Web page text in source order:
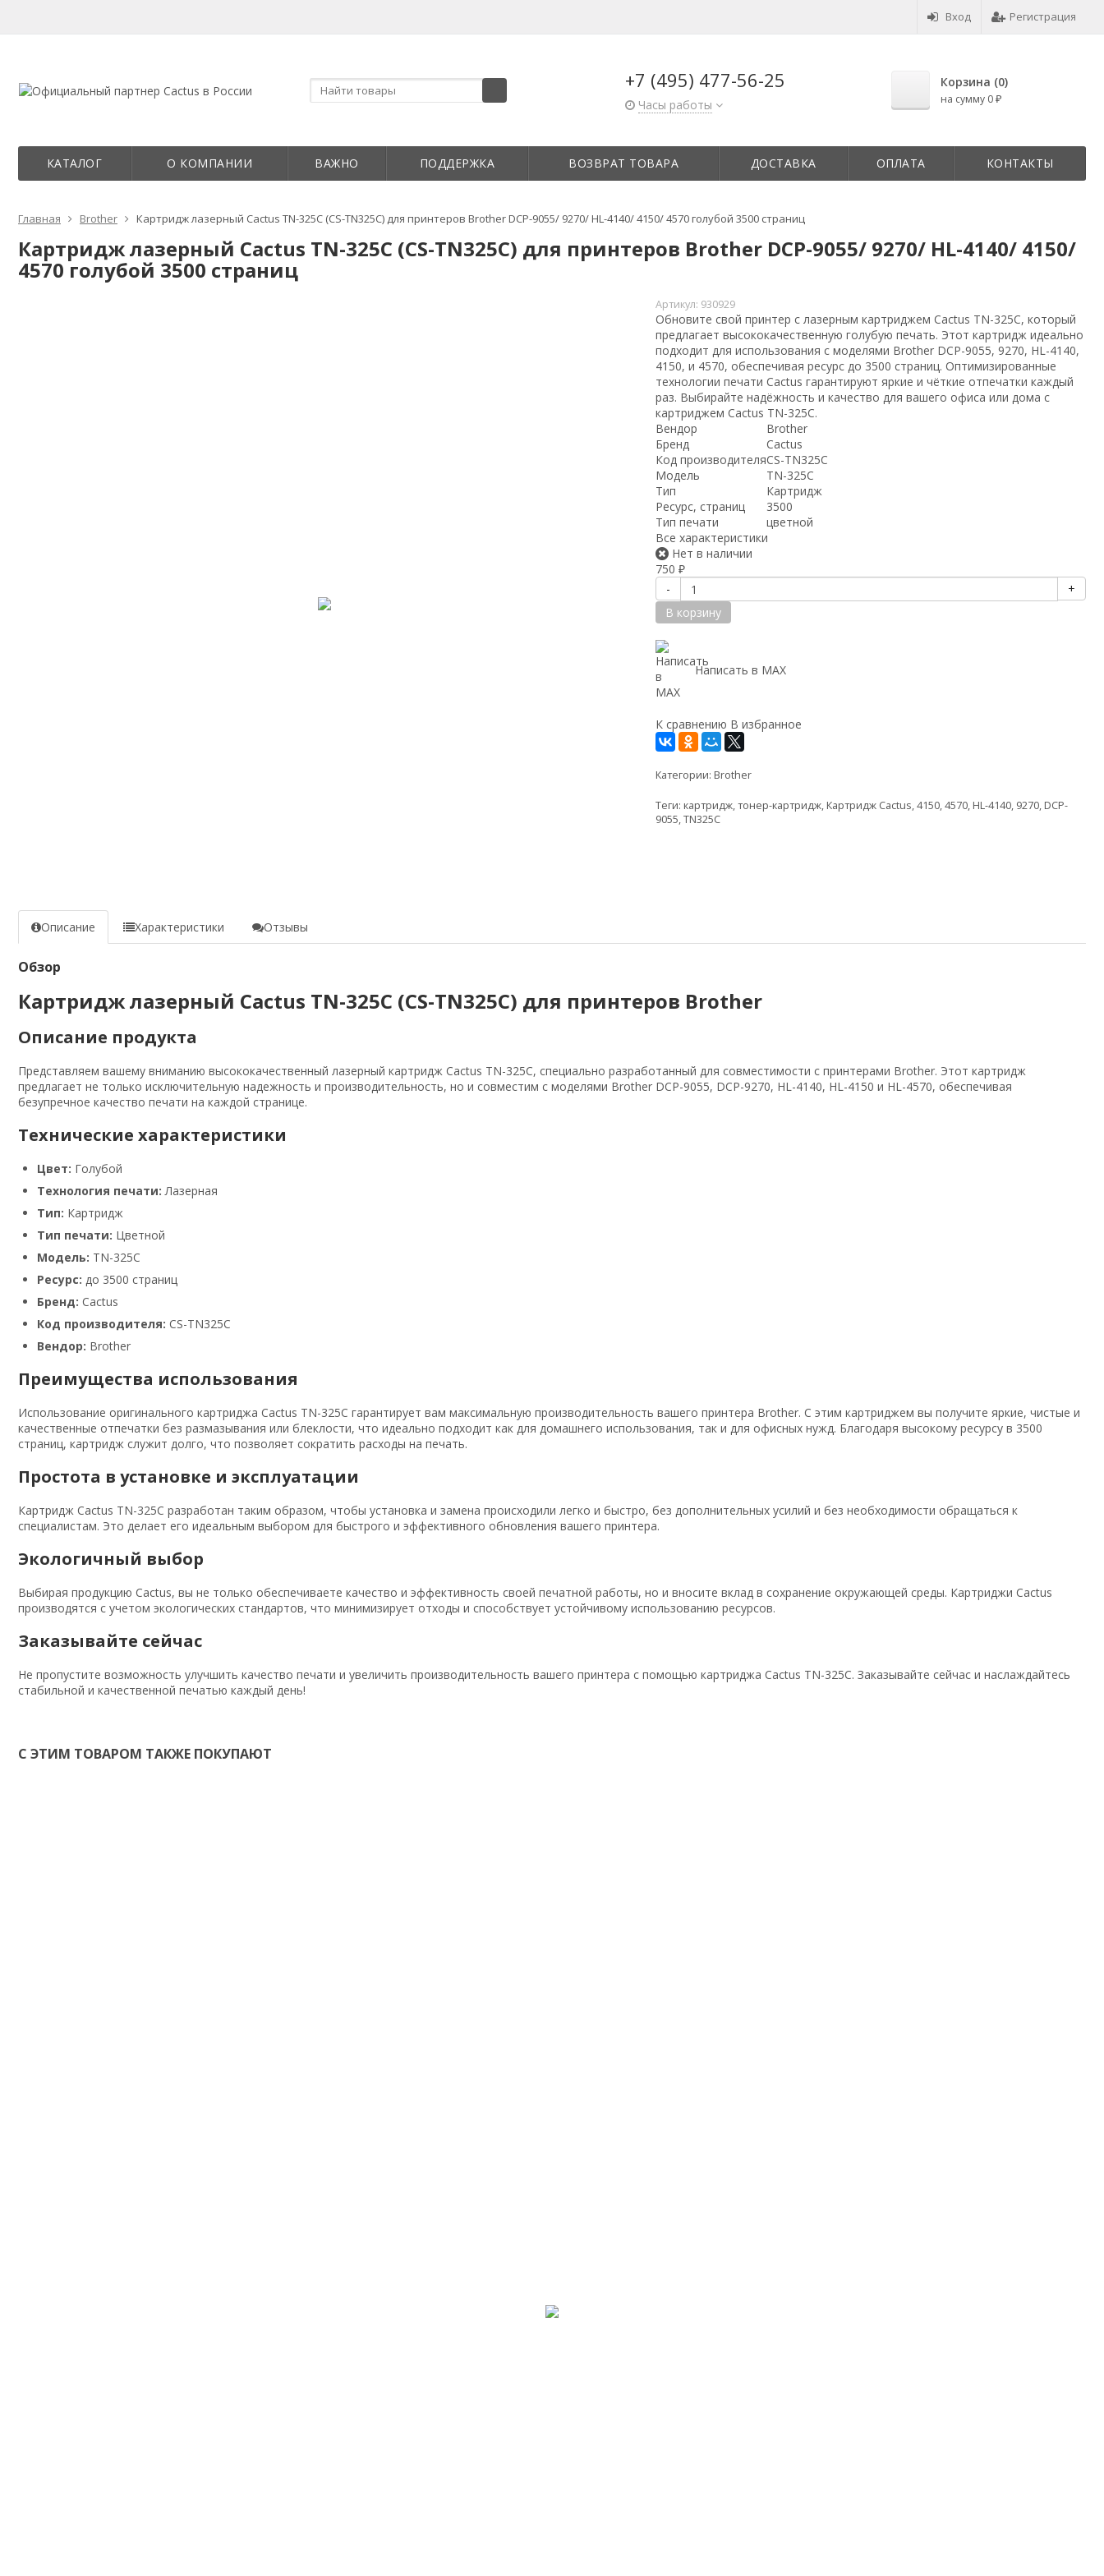
Вход Регистрация
+7 (495) 477-56-25
Часы работы
Корзина (0)
на сумму 0 ₽
КАТАЛОГ О КОМПАНИИ ВАЖНО ПОДДЕРЖКА ВОЗВРАТ ТОВАРА ДОСТАВКА ОПЛАТА КОНТАКТЫ
Главная Brother Картридж лазерный Cactus TN-325C (CS-TN325C) для принтеров Brother DCP-9055/ 9270/ HL-4140/ 4150/ 4570 голубой 3500 страниц
Картридж лазерный Cactus TN-325C (CS-TN325C) для принтеров Brother DCP-9055/ 9270/ HL-4140/ 4150/
4570 голубой 3500 страниц
Артикул: 930929
Обновите свой принтер с лазерным картриджем Cactus TN-325C, который
предлагает высококачественную голубую печать. Этот картридж идеально
подходит для использования с моделями Brother DCP-9055, 9270, HL-4140,
4150, и 4570, обеспечивая ресурс до 3500 страниц. Оптимизированные
технологии печати Cactus гарантируют яркие и чёткие отпечатки каждый
раз. Выбирайте надёжность и качество для вашего офиса или дома с
картриджем Cactus TN-325C.
Вендор
Brother
Бренд
Cactus
Код производителяCS-TN325C
Модель
TN-325C
Тип
Картридж
Ресурс, страниц
3500
Тип печати
цветной
Все характеристики
Нет в наличии
750 ₽
-
+
В корзину
Написать в MAX
К сравнению В избранное
Категории: Brother
Теги: картридж,тонер-картридж, Картридж Cactus,4150,4570, HL-4140, 9270, DCP-
9055,TN325C
Описание Характеристики Отзывы
Обзор
Картридж лазерный Cactus TN-325C (CS-TN325C) для принтеров Brother
Описание продукта
Представляем вашему вниманию высококачественный лазерный картридж Cactus TN-325C, специально разработанный для совместимости с принтерами Brother. Этот картридж
предлагает не только исключительную надежность и производительность, но и совместим с моделями Brother DCP-9055, DCP-9270, HL-4140, HL-4150 и HL-4570, обеспечивая
безупречное качество печати на каждой странице.
Технические характеристики
Цвет: Голубой
Технология печати: Лазерная
Тип: Картридж
Тип печати: Цветной
Модель: TN-325C
Ресурс: до 3500 страниц
Бренд: Cactus
Код производителя: CS-TN325C
Вендор: Brother
Преимущества использования
Использование оригинального картриджа Cactus TN-325C гарантирует вам максимальную производительность вашего принтера Brother. С этим картриджем вы получите яркие, чистые и
качественные отпечатки без размазывания или блеклости, что идеально подходит как для домашнего использования, так и для офисных нужд. Благодаря высокому ресурсу в 3500
страниц, картридж служит долго, что позволяет сократить расходы на печать.
Простота в установке и эксплуатации
Картридж Cactus TN-325C разработан таким образом, чтобы установка и замена происходили легко и быстро, без дополнительных усилий и без необходимости обращаться к
специалистам. Это делает его идеальным выбором для быстрого и эффективного обновления вашего принтера.
Экологичный выбор
Выбирая продукцию Cactus, вы не только обеспечиваете качество и эффективность своей печатной работы, но и вносите вклад в сохранение окружающей среды. Картриджи Cactus
производятся с учетом экологических стандартов, что минимизирует отходы и способствует устойчивому использованию ресурсов.
Заказывайте сейчас
Не пропустите возможность улучшить качество печати и увеличить производительность вашего принтера с помощью картриджа Cactus TN-325C. Заказывайте сейчас и наслаждайтесь
стабильной и качественной печатью каждый день!
С ЭТИМ ТОВАРОМ ТАКЖЕ ПОКУПАЮТ